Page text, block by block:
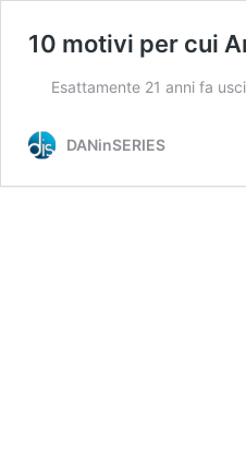
10 motivi per cui
Esattamente 21 anni fa
DANinSERIES